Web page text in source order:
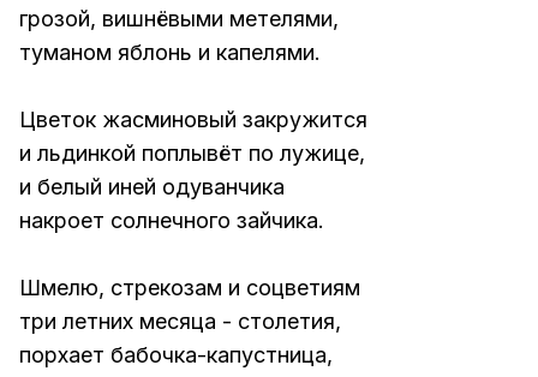
грозой, вишнёвыми метелями,
туманом яблонь и капелями.
Цветок жасминовый закружится
и льдинкой поплывёт по лужице,
и белый иней одуванчика
накроет солнечного зайчика.
Шмелю, стрекозам и соцветиям
три летних месяца - столетия,
порхает бабочка-капустница,